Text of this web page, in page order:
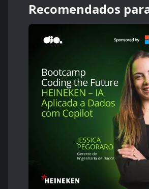
Recomendados